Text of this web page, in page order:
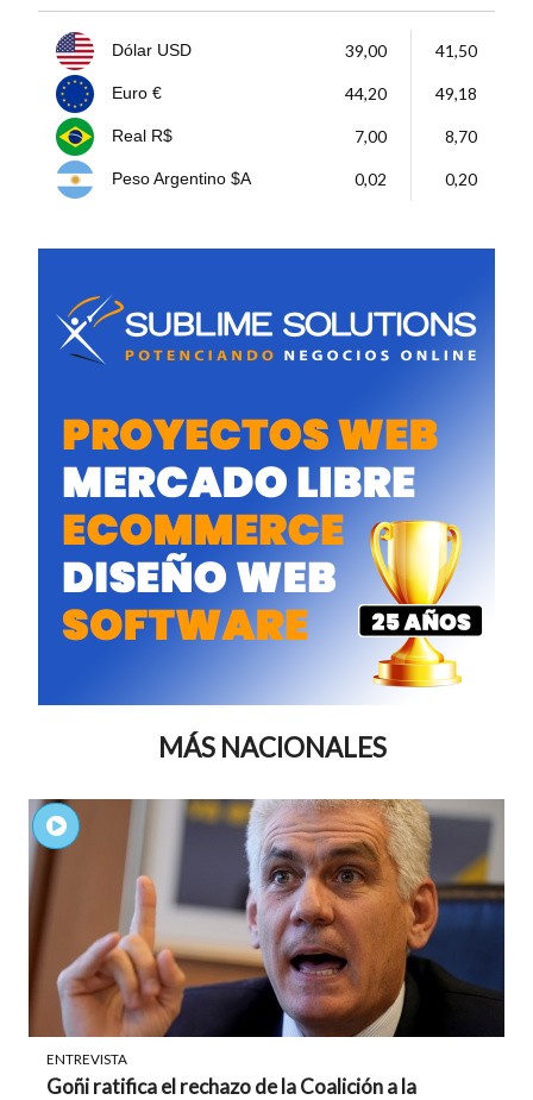
Dólar USD 39,00 41,50
Euro € 44,20 49,18
Real R$ 7,00 8,70
Peso Argentino $A 0,02 0,20
MÁS NACIONALES
ENTREVISTA
Goñi ratifica el rechazo de la Coalición a la